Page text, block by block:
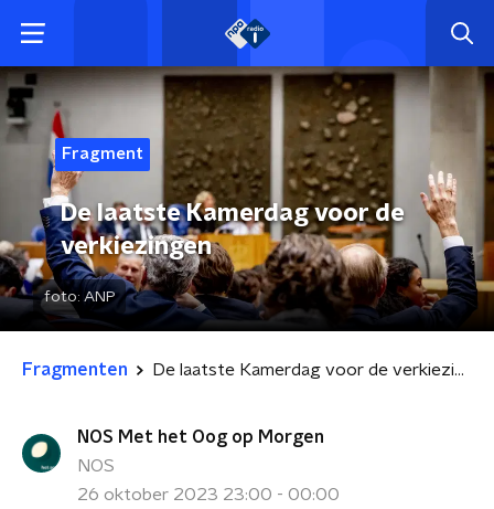
Fragment
De laatste Kamerdag voor de
verkiezingen
foto: ANP
Fragmenten De laatste Kamerdag voor de verkiezingen
NOS Met het Oog op Morgen
NOS
26 oktober 2023 23:00 - 00:00